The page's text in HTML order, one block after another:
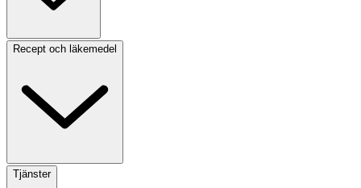
Recept och läkemedel
Tjänster